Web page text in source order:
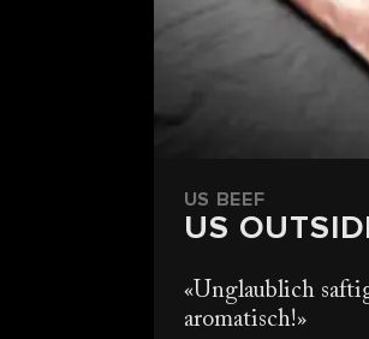
US BEEF
US
Unglaublich
aromatisch!